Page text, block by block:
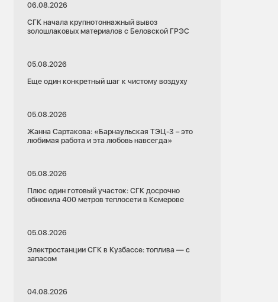
06.08.2026
СГК начала крупнотоннажный вывоз
золошлаковых материалов с Беловской ГРЭС
05.08.2026
Еще один конкретный шаг к чистому воздуху
05.08.2026
Жанна Сартакова: «Барнаульская ТЭЦ-3 – это
любимая работа и эта любовь навсегда»
05.08.2026
Плюс один готовый участок: СГК досрочно
обновила 400 метров теплосети в Кемерове
05.08.2026
Электростанции СГК в Кузбассе: топлива — с
запасом
04.08.2026